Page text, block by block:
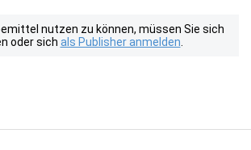
nutzen zu können, müssen Sie sich
oder sich als Publisher anmelden